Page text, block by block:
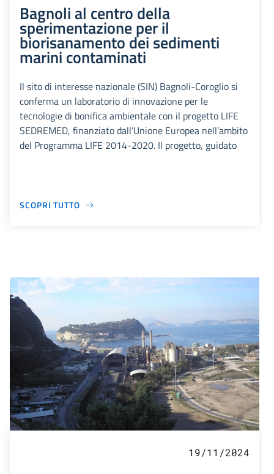
Bagnoli al centro della
sperimentazione per il
biorisanamento dei sedimenti
marini contaminati
Il sito di interesse nazionale (SIN) Bagnoli-Coroglio si
conferma un laboratorio di innovazione per le
tecnologie di bonifica ambientale con il progetto LIFE
SEDREMED, finanziato dall’Unione Europea nell’ambito
del Programma LIFE 2014-2020. Il progetto, guidato
SCOPRI TUTTO
19/11/2024